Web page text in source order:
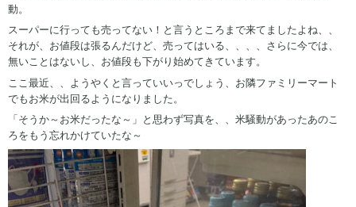
動。
スーパーに行っても売ってない！と言うところまで来てましたよね、、
それが、お値段は張るんだけど、売ってはいる、、、、さらに今では、
無いことはないし、お値段も下がり始めてきています。
ここ最近、、ようやくと言っていいっでしょう、お隣ファミリーマート
でもお米が出回るようになりました。
「そうか～お米だったな～」と思わず写真を、、米騒動があったあのこ
ろをもう忘れかけていたな～